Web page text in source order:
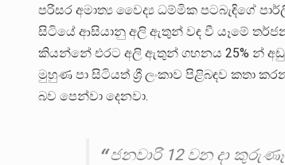
පරිසර අමාත්‍ය වෛද්‍ය ධම්මික පටබැඳිගේ
සිටියේ ආසියානු අලි ඇතුන් වඳ වී යෑමේ
කියන්නේ එරට අලි ඇතුන් ගහනය 25% න්
මුහුණ පා සිටියත් ශ්‍රී ලංකාව පිළිබඳව කතා
බව පෙන්වා දෙනවා.
ජනවාරි 12 වන දා